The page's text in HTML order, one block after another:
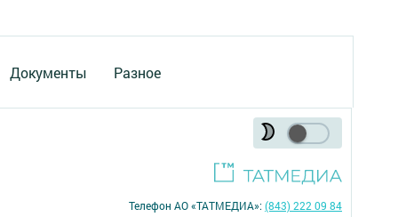
Документы Разное
Телефон АО «ТАТМЕДИА»:(843) 222 09 84